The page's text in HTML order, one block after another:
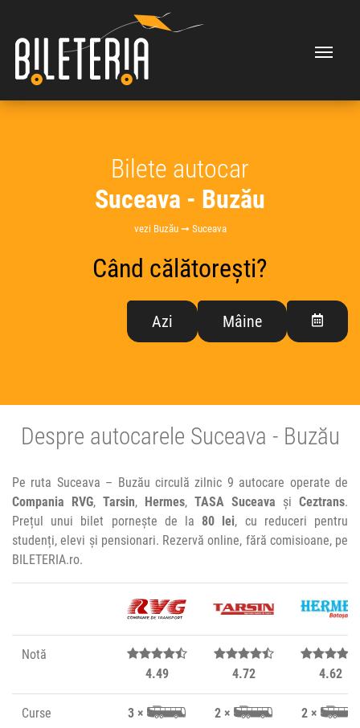
Bilete autocar
Suceava - Buzău
vezi Buzău ➞ Suceava
Când călătorești?
Azi Mâine
Despre autocarele Suceava - Buzău
Pe ruta Suceava – Buzău circulă zilnic 9 autocare operate de
Compania RVG, Tarsin, Hermes, TASA Suceava și Ceztrans.
Prețul unui bilet pornește de la80 lei, cu reduceri pentru
studenți, elevi și pensionari. Rezervă online, fără comisioane, pe
BILETERIA.ro.
Notă
4.49
4.72 4.62
Curse 3 × 2 × 2 ×